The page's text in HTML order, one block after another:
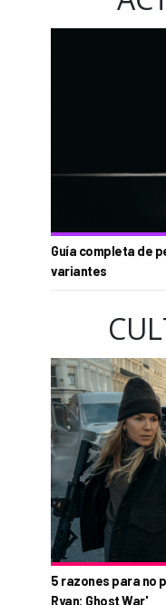
Guía completa de
variantes
5 razones para no
Ryan: Ghost War'